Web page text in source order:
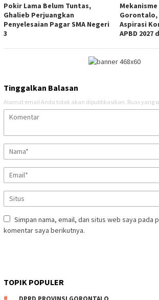
Pokir Lama Belum Tuntas,
Ghalieb Perjuangkan
Penyelesaian Pagar SMA Negeri
3
Mekanisme
Gorontalo,
Aspirasi
APBD 2027
Tinggalkan Balasan
Alamat email Anda tidak akan dipublikasikan. Ruas yang
Simpan nama, email, dan situs web saya pada
komentar saya berikutnya.
TOPIK POPULER